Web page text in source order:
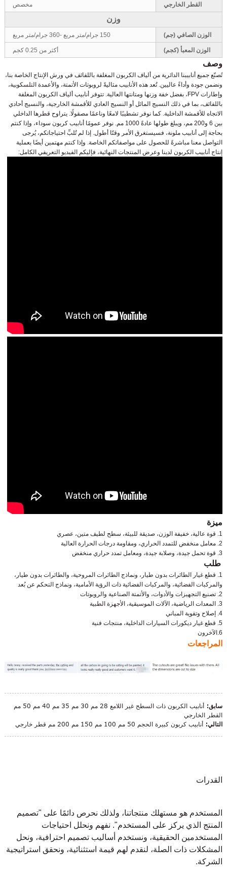
القطر الخارجي مخصص
وزن
الوزن الصافي (جم) 150 جرام/متر مربع -360 جرام/متر مربع
الوزن المعبأ (كجم) أكثر من 0.25 كجم
وصف
تُصنّع جميع أنابيبنا الدائرية من ألياف الكربون المغلفة باللفائف في ورش الإنتاج الخاصة بنا،
ونضمن جودة وأداءً عاليين. تُعد هذه الأنابيب مثاليةً لروبوتات الأتمتة، والأعمدة التلسكوبية،
وإطارات FPV، بفضل خفة وزنها ومتانتها العالية. تتوفر أنابيب ألياف الكربون المغلفة
باللفائف، بما في ذلك النسيج المائل أو النسيج العادي للأقمشة الخارجية، والنسيج أحادي
الاتجاه للأقمشة الداخلية. كما نوفر تشطيبًا لامعًا وناعمًا مصقولًا. يتراوح قطرها الداخلي
بين 6 و200 مم، ويبلغ طولها عادةً 1000 مم. نوفر عمومًا أنابيب كربون سوداء، وإذا كنتم
بحاجة إلى أنابيب ملونة، فسيستغرق الأمر وقتًا أطول. إذا لم تُلبِّ احتياجاتكم، يُرجى
التواصل معنا مباشرةً للحصول على مواصفاتكم الخاصة. وإذا كنتم مهتمين أيضًا بعملية
إنتاج أنابيب الكربون لدينا وعرض المنتجات النهائية، فإليكم الفيديو التعريفي الكامل:
ميزة
1. قوة عالية، خفيفة الوزن، صديقة للبيئة، سطح لطيف متين، عصري
2. معامل منخفض للتمدد الحراري، ومقاومة درجات الحرارة العالية
3. قوة تحمل جيدة، وصلابة جيدة، ومعامل تمدد حراري منخفض
طلب
1. قطع غيار الطائرات بدون طيار، ونماذج الطائرات المروحية، والطائرات بدون طيار،
والمركبات الفضائية، والمركبات الفضائية ذات الرؤية الأمامية، ونماذج التحكم عن بُعد
2. تصنيع التجهيزات والأدوات، والأتمتة الصناعية والروبوتات
3. المعدات الرياضية، الآلات الموسيقية، الأجهزة الطبية
4. إصلاح وتقوية المباني
5. قطع غيار ديكورات السيارات الداخلية، منتجات فنية
6.الآخرون
المراجعات
سابق:
أنابيب الكربون ذات السطح غير اللامع 28 مم 30 مم 35 مم 40 مم 50 مم
القطر الخارجي
التالي: أنابيب كربون كبيرة الحجم 50 مم 100 مم 150 مم 200 مم قطر خارجي
القدرات
المستخدم هو مستهلك منتجاتنا، ولذلك نحرص دائمًا على "تصميم
المنتج الذي يركز على المستخدم". نفهم ونحلل احتياجات
المستخدمين الحقيقية، ونستخدم أساليب تصميم احترافية، ونحل
المشكلات ذات الصلة، لنقدم لهم قيمة استثنائية، ونحقق استراتيجية
الشركة.